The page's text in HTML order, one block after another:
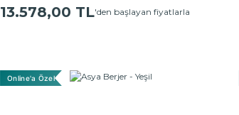
13.578,00 TL'den başlayan fiyatlarla
Online'a Özel